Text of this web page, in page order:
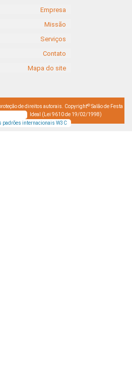
Empresa
Missão
Serviços
Contato
Mapa do site
de direitos autorais. Copyright© Salão de Festa
Ideal (Lei 9610 de 19/02/1998)